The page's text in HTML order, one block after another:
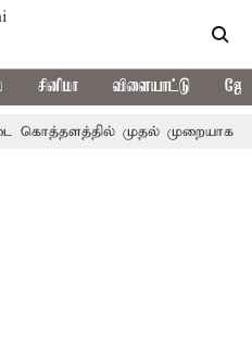
சினிமா விளையாட்டு
முதல் முறையாக தேசிய